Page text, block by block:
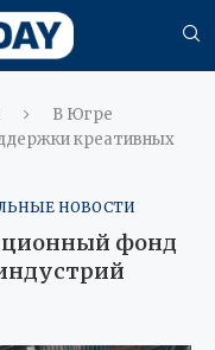
В Югре
креативных
НОВОСТИ
фонд